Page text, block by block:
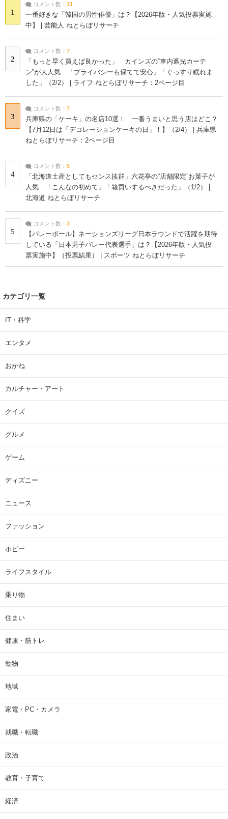
1
コメント数： 21
一番好きな「韓国の男性俳優」は？【2026年版・人気投票実施
中】 | 芸能人 ねとらぼリサーチ
2
コメント数： 7
「もっと早く買えば良かった」 カインズの“車内遮光カーテ
ン”が大人気 「プライバシーも保てて安心」「ぐっすり眠れま
した」（2/2） | ライフ ねとらぼリサーチ：2ページ目
3
コメント数： 7
兵庫県の「ケーキ」の名店10選！ 一番うまいと思う店はどこ？
【7月12日は「デコレーションケーキの日」！】（2/4） | 兵庫県
ねとらぼリサーチ：2ページ目
4
コメント数： 5
「北海道土産としてもセンス抜群」六花亭の“店舗限定”お菓子が
人気 「こんなの初めて」「箱買いするべきだった」（1/2） |
北海道 ねとらぼリサーチ
5
コメント数： 3
【バレーボール】ネーションズリーグ日本ラウンドで活躍を期待
している「日本男子バレー代表選手」は？【2026年版・人気投
票実施中】（投票結果） | スポーツ ねとらぼリサーチ
カテゴリ一覧
IT・科学
エンタメ
おかね
カルチャー・アート
クイズ
グルメ
ゲーム
ディズニー
ニュース
ファッション
ホビー
ライフスタイル
乗り物
住まい
健康・筋トレ
動物
地域
家電・PC・カメラ
就職・転職
政治
教育・子育て
経済